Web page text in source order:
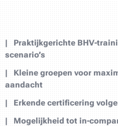
| Praktijkgerichte BHV-
scenario’s
| Kleine groepen voor
aandacht
| Erkende certificering
| Mogelijkheid tot in-